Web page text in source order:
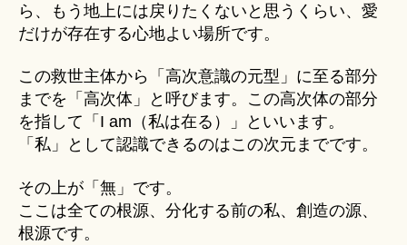
ら、もう地上には戻りたくないと思うくらい、愛
だけが存在する心地よい場所です。
この救世主体から「高次意識の元型」に至る部分
までを「高次体」と呼びます。この高次体の部分
を指して「I am（私は在る）」といいます。
「私」として認識できるのはこの次元までです。
その上が「無」です。
ここは全ての根源、分化する前の私、創造の源、
根源です。